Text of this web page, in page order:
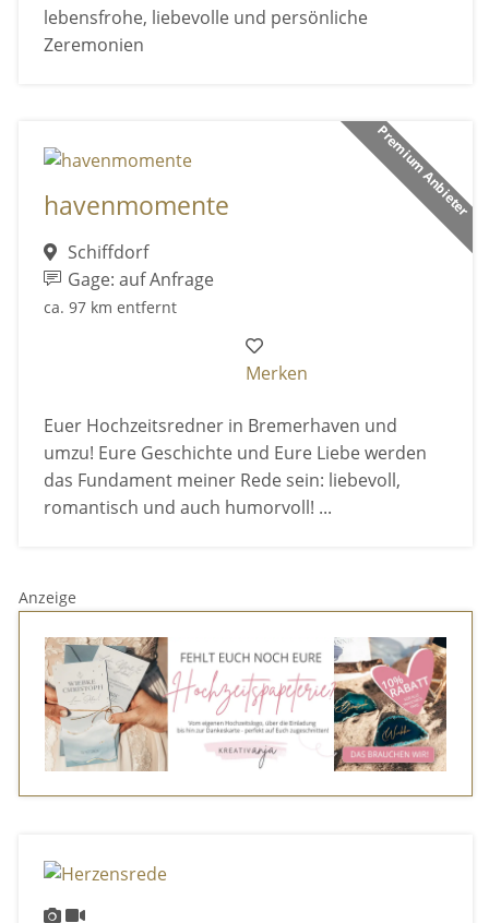
lebensfrohe, liebevolle und persönliche
Zeremonien
Premium Anbieter
havenmomente
Schiffdorf
Gage: auf Anfrage
ca. 97 km entfernt
Merken
Euer Hochzeitsredner in Bremerhaven und
umzu! Eure Geschichte und Eure Liebe werden
das Fundament meiner Rede sein: liebevoll,
romantisch und auch humorvoll! ...
Anzeige